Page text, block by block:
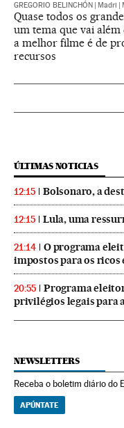
GREGORIO BELINCHÓN Madri
Quase todos os
um tema que vai
a melhor filme é de
recursos
ÚLTIMAS NOTICIAS
12:15 Bolsonaro, a
12:15 Lula, uma
21:14
O programa
impostos para os ricos
20:55
Programa
privilégios legais para
NEWSLETTERS
Receba o boletim diário do
APÚNTATE